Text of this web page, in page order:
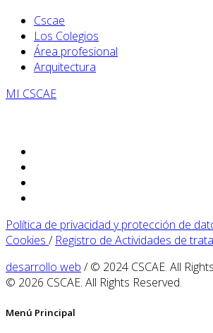
Cscae
Los Colegios
Área profesional
Arquitectura
MI CSCAE
Política de privacidad y protección de
Cookies / Registro de Actividades de
desarrollo web / © 2024 CSCAE. All
© 2026 CSCAE. All Rights Reserved.
Menú Principal